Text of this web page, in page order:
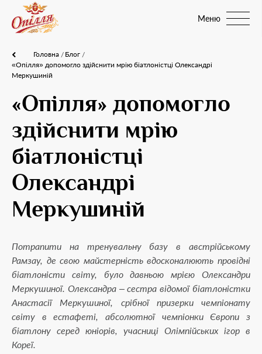
Меню
Головна
Блог
«Опілля» допомогло здійснити мрію біатлоністці Олександрі
Меркушиній
«Опілля» допомогло
здійснити мрію
біатлоністці
Олександрі
Меркушиній
Потрапити на тренувальну базу в австрійському
Рамзау, де свою майстерність вдосконалюють провідні
біатлоністи світу, було давньою мрією Олександри
Меркушиної. Олександра – сестра відомої біатлоністки
Анастасії Меркушиної, срібної призерки чемпіонату
світу в естафеті, абсолютної чемпіонки Європи з
біатлону серед юніорів, учасниці Олімпійських ігор в
Кореї.